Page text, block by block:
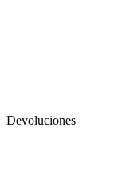
Devoluciones